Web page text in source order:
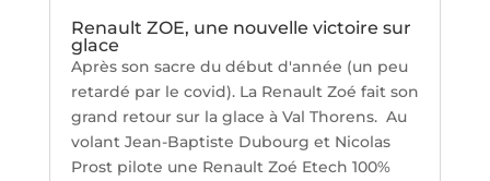
Renault ZOE, une nouvelle victoire sur
glace
Après son sacre du début d'année (un peu
retardé par le covid). La Renault Zoé fait son
grand retour sur la glace à Val Thorens. Au
volant Jean-Baptiste Dubourg et Nicolas
Prost pilote une Renault Zoé Etech 100%